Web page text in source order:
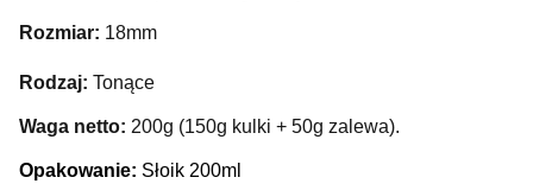
Rozmiar: 18mm
Rodzaj: Tonące
Waga netto: 200g (150g kulki + 50g zalewa).
Opakowanie: Słoik 200ml